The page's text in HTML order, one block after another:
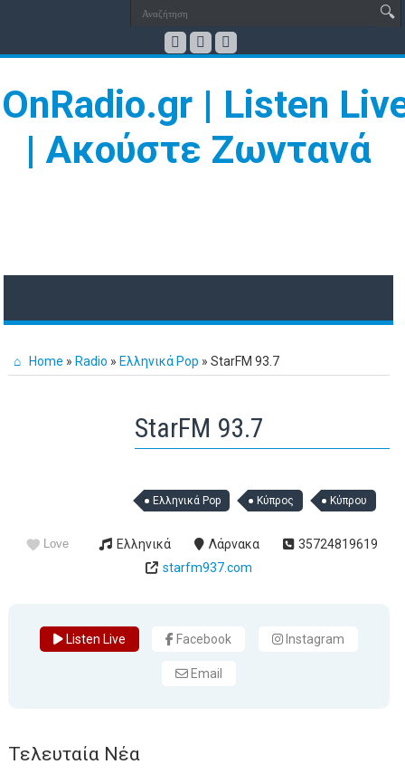
Home » Radio » Ελληνικά Pop » StarFM 93.7
StarFM 93.7
Ελληνικά Pop Κύπρος Κύπρου
Love Ελληνικά Λάρνακα
35724819619
starfm937.com
Listen Live Facebook Instagram
Email
Τελευταία Νέα